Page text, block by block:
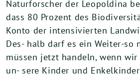
Naturforscher der Leopoldina
dass 80 Prozent des
Konto der intensivierten
Des- halb darf es ein Weiter-so
müssen jetzt handeln, wenn
un- sere Kinder und